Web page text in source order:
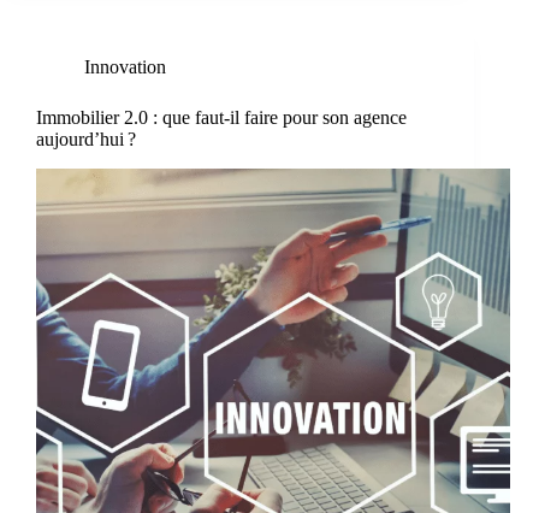
Innovation
Immobilier 2.0 : que faut-il faire pour son agence
aujourd’hui ?